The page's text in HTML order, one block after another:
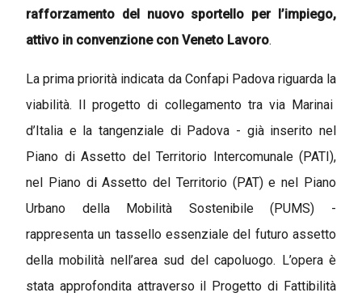
rafforzamento del nuovo sportello per l’impiego,
attivo in convenzione con Veneto Lavoro.
La prima priorità indicata da Confapi Padova riguarda la
viabilità. Il progetto di collegamento tra via Marinai
d’Italia e la tangenziale di Padova - già inserito nel
Piano di Assetto del Territorio Intercomunale (PATI),
nel Piano di Assetto del Territorio (PAT) e nel Piano
Urbano della Mobilità Sostenibile (PUMS) -
rappresenta un tassello essenziale del futuro assetto
della mobilità nell’area sud del capoluogo. L’opera è
stata approfondita attraverso il Progetto di Fattibilità